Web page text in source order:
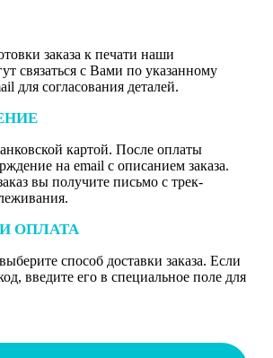
заказа к печати наши
связаться с Вами по указанному
для согласования деталей.
картой. После оплаты
на email с описанием заказа.
вы получите письмо с трек-
ОПЛАТА
способ доставки заказа. Если
введите его в специальное поле для